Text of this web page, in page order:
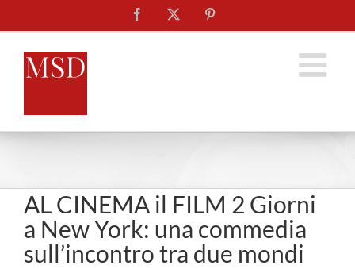
al
contenuto
Facebook
AL CINEMA il FILM 2 Giorni
a New York: una commedia
sull’incontro tra due mondi